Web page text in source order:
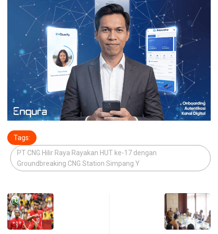
Tags:
PT CNG Hilir Raya Rayakan HUT ke-17 dengan
Groundbreaking CNG Station Simpang Y